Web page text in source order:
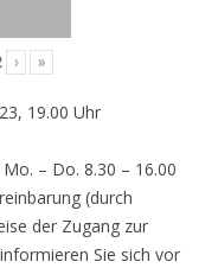
› »
19.00 Uhr
– Do. 8.30 – 16.00
(durch
der Zugang zur
Sie sich vor